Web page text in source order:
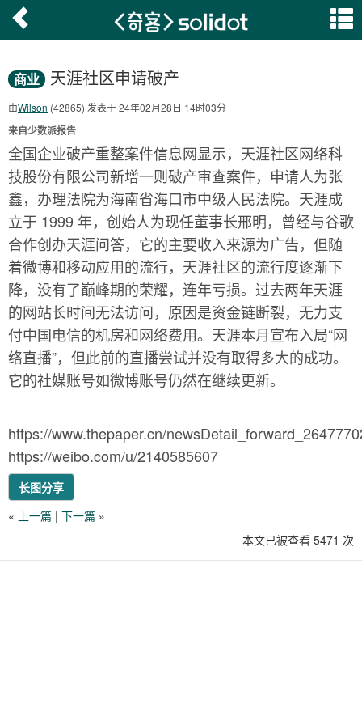
商业 天涯社区申请破产
由Wilson (42865) 发表于 24年02月28日 14时03分
来自少数派报告
全国企业破产重整案件信息网显示，天涯社区网络科
技股份有限公司新增一则破产审查案件，申请人为张
鑫，办理法院为海南省海口市中级人民法院。天涯成
立于 1999 年，创始人为现任董事长邢明，曾经与谷歌
合作创办天涯问答，它的主要收入来源为广告，但随
着微博和移动应用的流行，天涯社区的流行度逐渐下
降，没有了巅峰期的荣耀，连年亏损。过去两年天涯
的网站长时间无法访问，原因是资金链断裂，无力支
付中国电信的机房和网络费用。天涯本月宣布入局“网
络直播”，但此前的直播尝试并没有取得多大的成功。
它的社媒账号如微博账号仍然在继续更新。
https://www.thepaper.cn/
https://weibo.com/u/2140585607
长图分享
« 上一篇 | 下一篇 »
本文已被查看 5471 次